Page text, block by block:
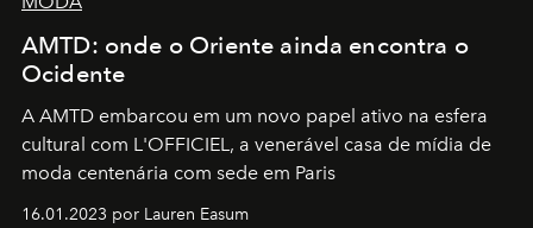
AMTD: onde o Oriente ainda encontra o
Ocidente
A AMTD embarcou em um novo papel ativo na esfera
cultural com L'OFFICIEL, a venerável casa de mídia de
moda centenária com sede em Paris
16.01.2023 por Lauren Easum